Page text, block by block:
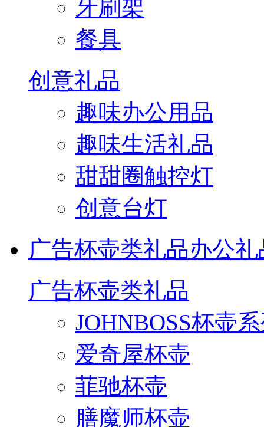
牙刷架
餐具
创意礼品
趣味办公用品
趣味生活礼品
甜甜圈触控灯
创意台灯
广告杯壶类礼品办公礼
广告杯壶类礼品
JOHNBOSS杯壶
爱奇屋杯壶
菲驰杯壶
膳魔师杯壶